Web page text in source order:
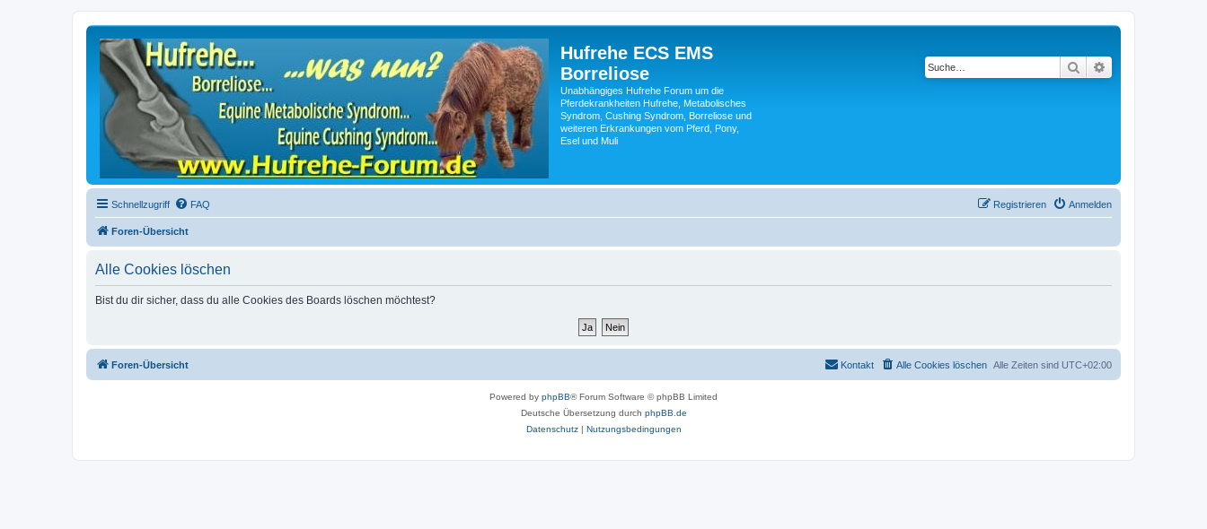
Hufrehe ECS EMS
Borreliose
Unabhängiges Hufrehe Forum um die
Pferdekrankheiten Hufrehe, Metabolisches
Syndrom, Cushing Syndrom, Borreliose und
weiteren Erkrankungen vom Pferd, Pony,
Esel und Muli
Suche
Schnellzugriff FAQ Anmelden
Registrieren
Foren-Übersicht
Alle Cookies löschen
Bist du dir sicher, dass du alle Cookies des Boards löschen möchtest?
Foren-Übersicht Alle Zeiten sind UTC+02:00
Alle Cookies löschen
Kontakt
Powered by phpBB® Forum Software © phpBB Limited
Deutsche Übersetzung durch phpBB.de
Datenschutz| Nutzungsbedingungen